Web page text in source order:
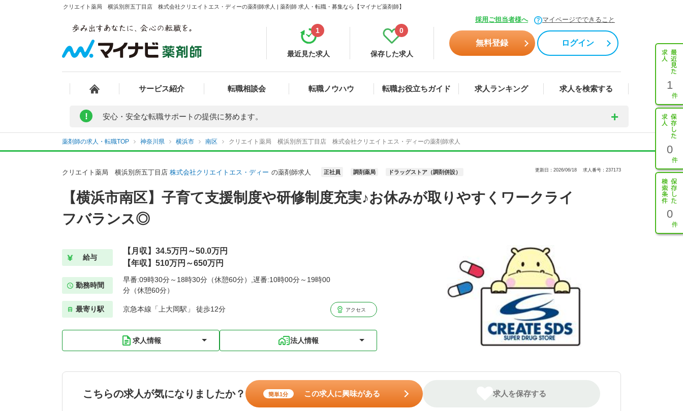
クリエイト薬局 横浜別所五丁目店 株式会社クリエイトエス・ディーの薬剤師求人 | 薬剤師 求人・転職・募集なら【マイナビ薬剤師】
採用ご担当者様へ マイページでできること
最近見た求人
1
保存した求人
0
無料登録 ログイン
サービス紹介 転職相談会 転職ノウハウ 転職お役立ちガイド 求人ランキング 求人を検索する 1
0
0
! 安心・安全な転職サポートの提供に努めます。
薬剤師の求人・転職TOP 神奈川県 横浜市 南区 クリエイト薬局 横浜別所五丁目店 株式会社クリエイトエス・ディーの薬剤師求人
クリエイト薬局 横浜別所五丁目店 株式会社クリエイトエス・ディー の薬剤師求人 正社員 調剤薬局 ドラッグストア（調剤併設） 更新日：2026/06/18 求人番号：237173
【横浜市南区】子育て支援制度や研修制度充実♪お休みが取りやすくワークライ
フバランス◎
給与
【月収】34.5万円～50.0万円
【年収】510万円～650万円
勤務時間
早番:09時30分～18時30分（休憩60分）,遅番:10時00分～19時00
分（休憩60分）
最寄り駅 京急本線「上大岡駅」 徒歩12分 アクセス
求人情報 法人情報
こちらの求人が気になりましたか？ 簡単1分 この求人に興味がある 求人を保存する